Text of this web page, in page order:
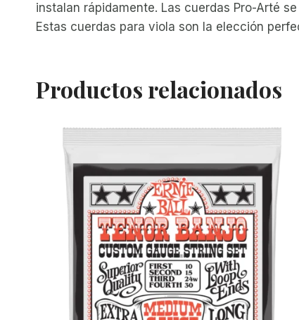
instalan rápidamente. Las cuerdas Pro-Arté
Estas cuerdas para viola son la elección
Productos relacionados